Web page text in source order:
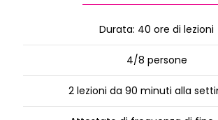
Durata: 40 ore di lezioni
4/8 persone
2 lezioni da 90 minuti alla